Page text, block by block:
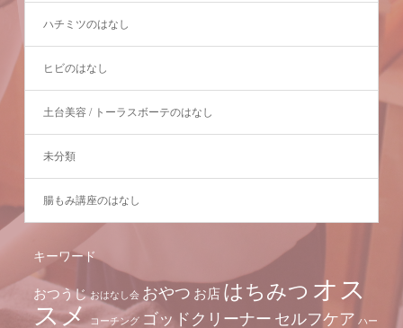
ハチミツのはなし
ヒビのはなし
土台美容 / トーラスボーテのはなし
未分類
腸もみ講座のはなし
キーワード
おつうじ おはなし会 おやつ お店 はちみつ オス
スメ コーチング ゴッドクリーナー セルフケア ハー